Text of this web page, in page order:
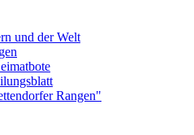
und der Welt
Rangen"